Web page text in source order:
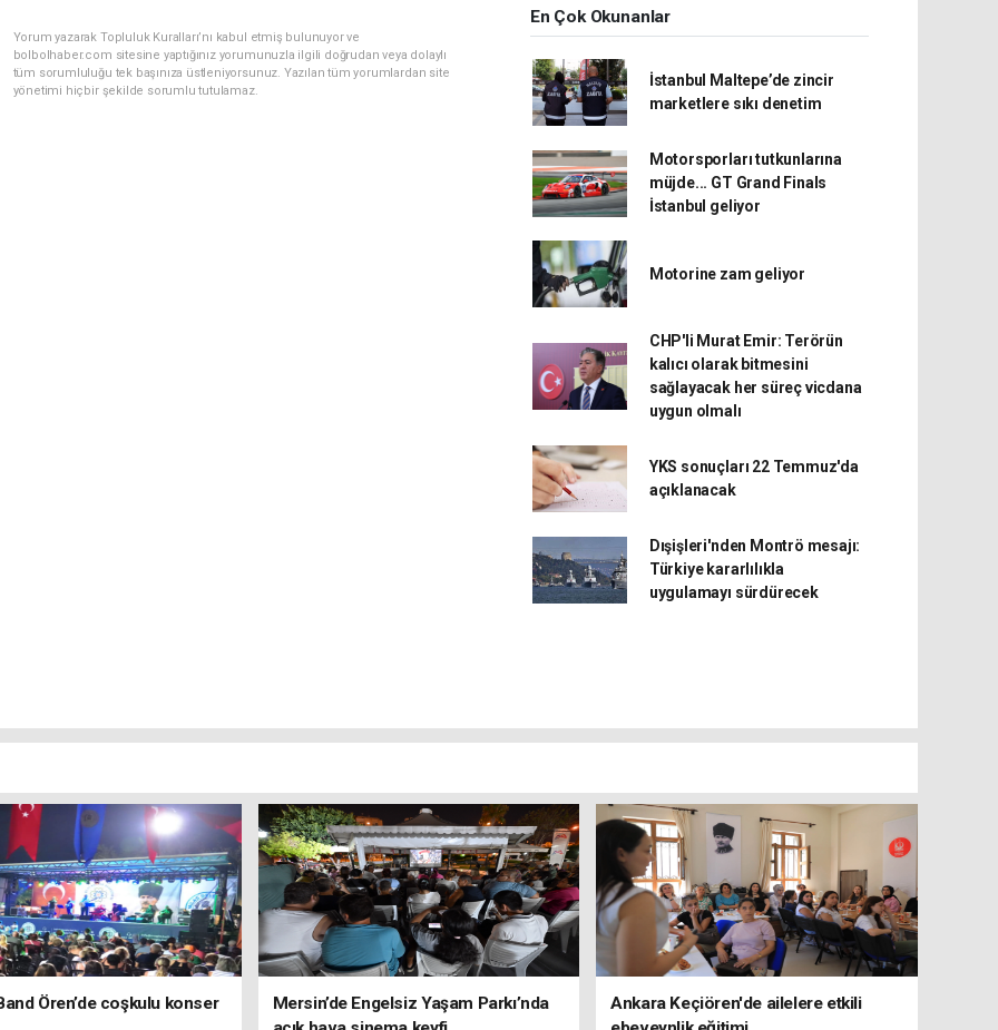
Yorum yazarak Topluluk Kuralları’nı kabul etmiş bulunuyor ve
bolbolhaber.com sitesine yaptığınız yorumunuzla ilgili doğrudan veya dolaylı
tüm sorumluluğu tek başınıza üstleniyorsunuz. Yazılan tüm yorumlardan site
yönetimi hiçbir şekilde sorumlu tutulamaz.
En Çok Okunanlar
İstanbul Maltepe’de zincir
marketlere sıkı denetim
Motorsporları tutkunlarına
müjde... GT Grand Finals
İstanbul geliyor
Motorine zam geliyor
CHP'li Murat Emir: Terörün
kalıcı olarak bitmesini
sağlayacak her süreç vicdana
uygun olmalı
YKS sonuçları 22 Temmuz'da
açıklanacak
Dışişleri'nden Montrö mesajı:
Türkiye kararlılıkla
uygulamayı sürdürecek
Ören’de coşkulu konser
Mersin’de Engelsiz Yaşam Parkı’nda
Ankara Keçiören'de ailelere etkili